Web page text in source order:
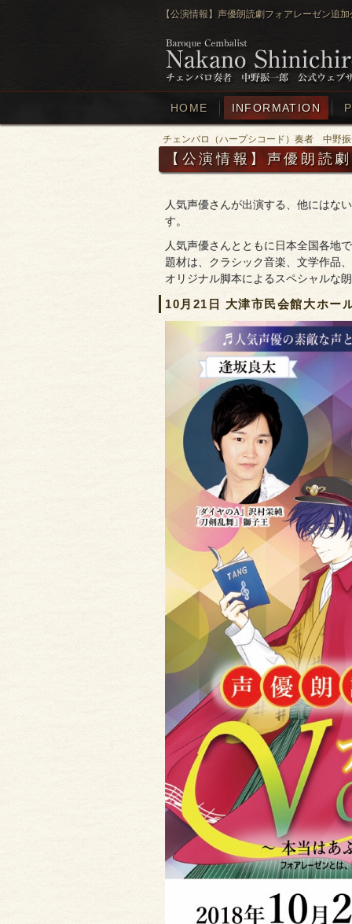
【公演情報】声優朗読劇フォアレーゼン追
HOME INFORMATION
チェンバロ（ハープシコード）奏者 中野
【公演情報】声優朗読
人気声優さんが出演する、他にはな
す。
人気声優さんとともに日本全国各地
題材は、クラシック音楽、文学作品
オリジナル脚本によるスペシャルな
10月21日 大津市民会館大ホー